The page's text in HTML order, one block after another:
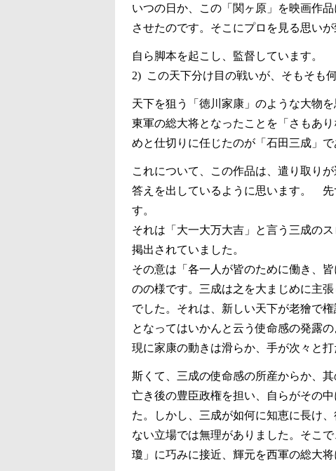
いつの日か、この「関ヶ原」を映画作
させたのです。そこにプロを見る思いが
自ら脚本を起こし、監督しています。
2) この天下分け目の戦いが、そもそも
天下を狙う「徳川家康」のような大物
東軍の総大将となったことを「さもあ
めと仕切りに任じたのが「石田三成」
これについて、この作品は、遣り取り
答えを出しているように思います。 先
す。
それは「大一大万大吉」と言う三成の
掲出されていました。
その意は「各一人が皆のために働き、
のの様です。三成は之を大まじめに主
でした。それは、新しい天下が老獪で
となってはいかんと云う使命感の発露の
現に家康の動きは滑らか、手が次々と打
斯くて、三成の使命感の所産からか、
亡き後の豊臣政権を担い、自らがその
た。しかし、三成が如何に知恵に長け
ない立場では無理がありました。そこ
瓊」に巧みに接近、輝元を西軍の総大将